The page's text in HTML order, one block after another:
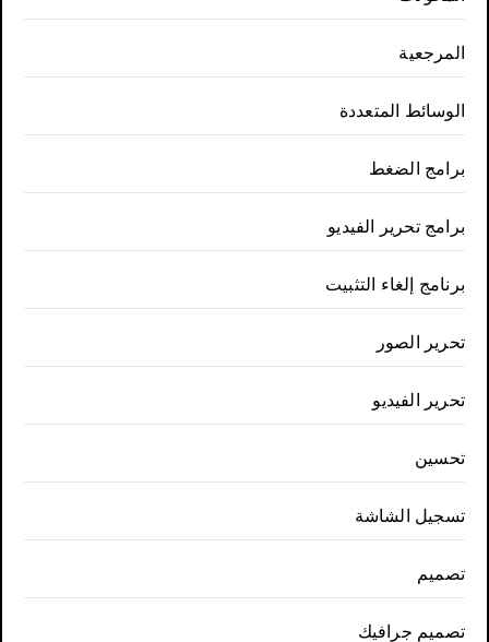
المرجعية
الوسائط المتعددة
برامج الضغط
برامج تحرير الفيديو
برنامج إلغاء التثبيت
تحرير الصور
تحرير الفيديو
تحسين
تسجيل الشاشة
تصميم
تصميم جرافيك